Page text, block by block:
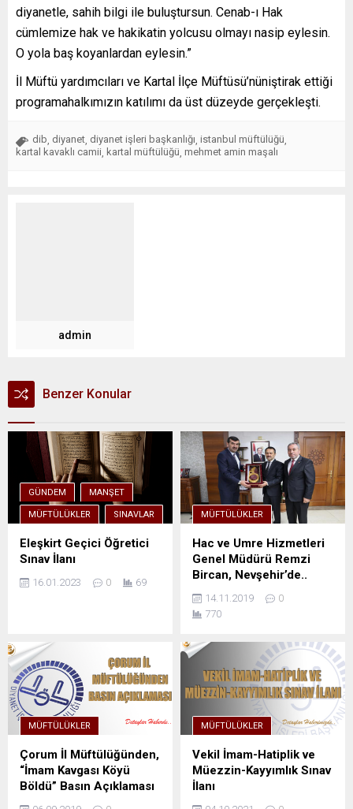
diyanetle, sahih bilgi ile buluştursun. Cenab-ı Hak
cümlemize hak ve hakikatin yolcusu olmayı nasip eylesin.
O yola baş koyanlardan eylesin.”
İl Müftü yardımcıları ve Kartal İlçe Müftüsü’nüniştirak ettiği
programahalkımızın katılımı da üst düzeyde gerçekleşti.
dib diyanet diyanet işleri başkanlığı istanbul müftülüğü
kartal kavaklı camii kartal müftülüğü mehmet amin maşalı
admin
Benzer Konular
GÜNDEM MANŞET
MÜFTÜLÜKLER SINAVLAR
Eleşkirt Geçici Öğretici
Sınav İlanı
16.01.2023 0 69
MÜFTÜLÜKLER
Hac ve Umre Hizmetleri
Genel Müdürü Remzi
Bircan, Nevşehir’de..
14.11.2019
0
770
MÜFTÜLÜKLER
Çorum İl Müftülüğünden,
“İmam Kavgası Köyü
Böldü” Basın Açıklaması
MÜFTÜLÜKLER
Vekil İmam-Hatiplik ve
Müezzin-Kayyımlık Sınav
İlanı